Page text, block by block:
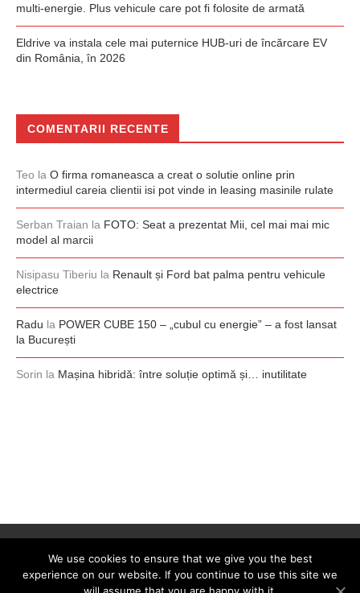
multi-energie. Plus vehicule care pot fi folosite de armată
Eldrive va instala cele mai puternice HUB-uri de încărcare EV
din România, în 2026
COMENTARII RECENTE
Teo la O firma romaneasca a creat o solutie online prin
intermediul careia clientii isi pot vinde in leasing masinile rulate
Serban Traian la FOTO: Seat a prezentat Mii, cel mai mai mic
model al marcii
Nisipasu Tiberiu la Renault și Ford bat palma pentru vehicule
electrice
Radu la POWER CUBE 150 – „cubul cu energie” – a fost lansat
la București
Sorin la Mașina hibridă: între soluție optimă și… inutilitate
We use cookies to ensure that we give you the best
experience on our website. If you continue to use this site we